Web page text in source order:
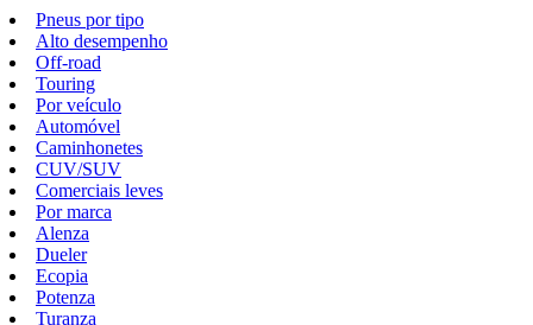
Pneus por tipo
Alto desempenho
Off-road
Touring
Por veículo
Automóvel
Caminhonetes
CUV/SUV
Comerciais leves
Por marca
Alenza
Dueler
Ecopia
Potenza
Turanza